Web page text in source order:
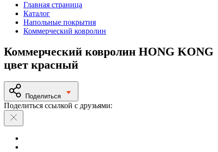
Главная страница
Каталог
Напольные покрытия
Коммерческий ковролин
Коммерческий ковролин HONG KONG
цвет красный
Поделиться
Поделиться ссылкой с друзьями: